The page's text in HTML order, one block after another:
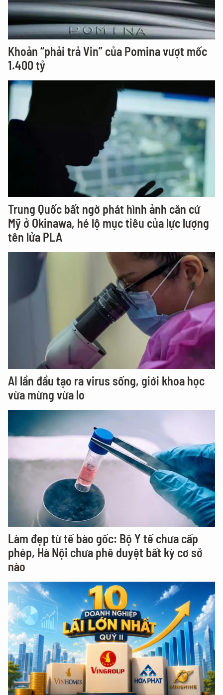
Khoản “phải trả Vin” của Pomina vượt mốc
1.400 tỷ
Trung Quốc bất ngờ phát hình ảnh căn cứ
Mỹ ở Okinawa, hé lộ mục tiêu của lực lượng
tên lửa PLA
AI lần đầu tạo ra virus sống, giới khoa học
vừa mừng vừa lo
Làm đẹp từ tế bào gốc: Bộ Y tế chưa cấp
phép, Hà Nội chưa phê duyệt bất kỳ cơ sở
nào